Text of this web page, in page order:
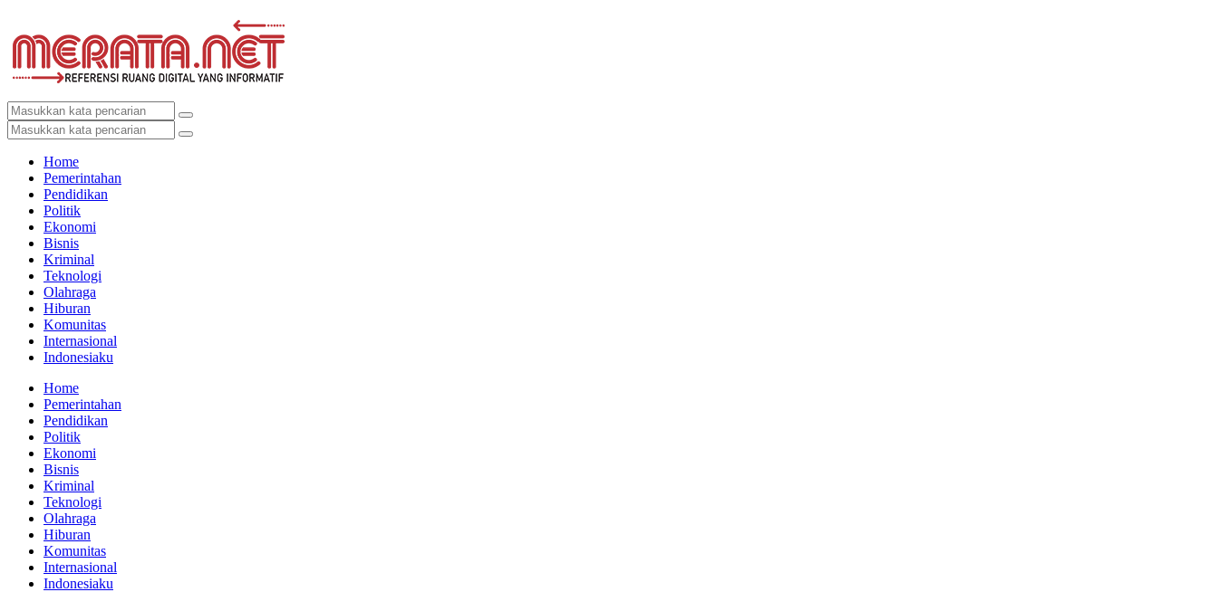
Home
Pemerintahan
Pendidikan
Politik
Ekonomi
Bisnis
Kriminal
Teknologi
Olahraga
Hiburan
Komunitas
Internasional
Indonesiaku
Home
Pemerintahan
Pendidikan
Politik
Ekonomi
Bisnis
Kriminal
Teknologi
Olahraga
Hiburan
Komunitas
Internasional
Indonesiaku